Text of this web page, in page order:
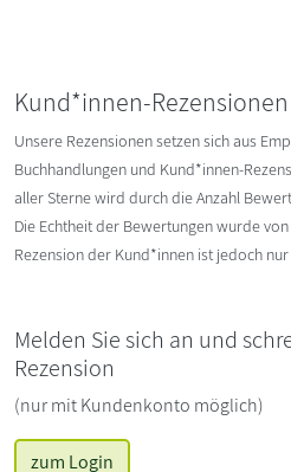
Kund*innen-Rezensionen
Unsere Rezensionen setzen sich aus
Buchhandlungen und Kund*innen-
aller Sterne wird durch die Anzahl
Die Echtheit der Bewertungen wurde
Rezension der Kund*innen ist jedoch
Melden Sie sich an und
Rezension
(nur mit Kundenkonto möglich)
zum Login